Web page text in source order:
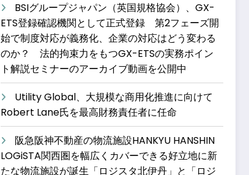
BSIグループジャパン（英国規格協会）、GX-
ETS登録確認機関として正式登録 第2フェーズ開
始で制度対応が義務化、企業の対応はどう変わる
のか？ 法的拘束力をもつGX-ETSの実務ポイン
ト解説セミナーのアーカイブ動画を公開中
Utility Global、大規模な商用化推進に向けて
Robert Lane氏を最高財務責任者に任命
阪急阪神不動産の物流施設HANKYU HANSHIN
LOGiSTA関西圏を幅広くカバーできる好立地に新
たな物流施設が誕生「ロジスタ北伊丹」と「ロジ